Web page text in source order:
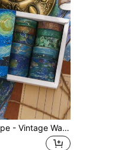
10st , Washi tape - Vintage Waterverf Washi Makeertape Sets Met Goudfolie - Aesthetisch Decoratieve tape Perfect Voor Kogel Journal , Scrapbook , Doe-het-zelf Ambachten